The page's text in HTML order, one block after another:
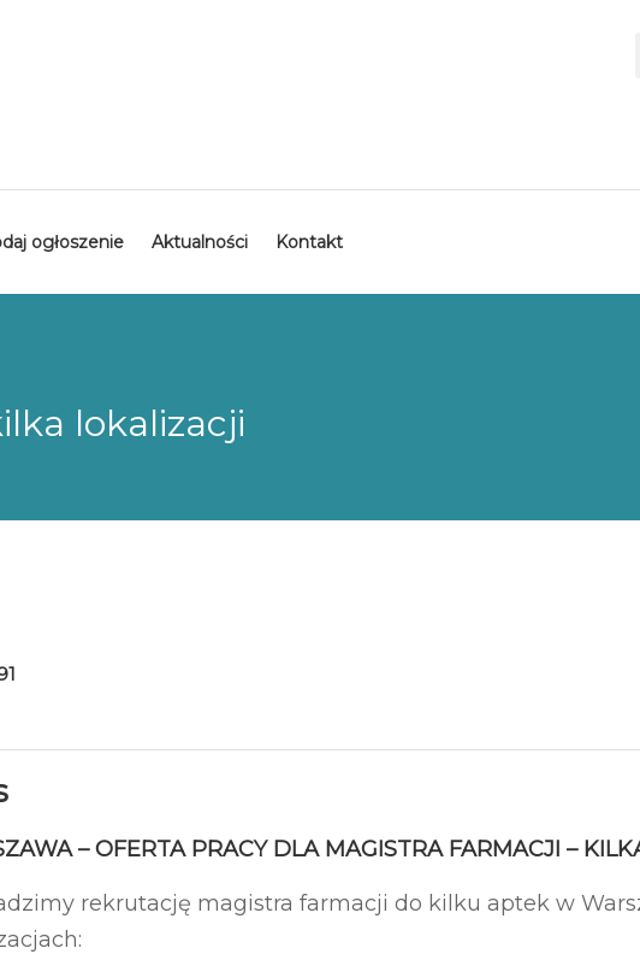
ogłoszenie Aktualności Kontakt
lokalizacji
– OFERTA PRACY DLA MAGISTRA FARMACJI –
rekrutację magistra farmacji do kilku aptek w